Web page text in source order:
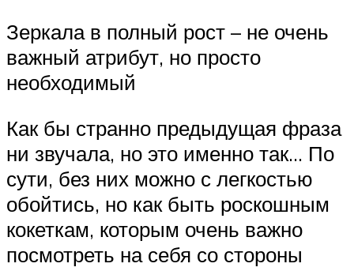
Зеркала в полный рост – не очень
важный атрибут, но просто
необходимый
Как бы странно предыдущая фраза
ни звучала, но это именно так… По
сути, без них можно с легкостью
обойтись, но как быть роскошным
кокеткам, которым очень важно
посмотреть на себя со стороны